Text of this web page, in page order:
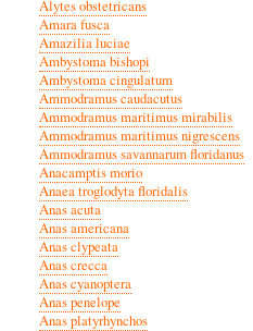
Alytes obstetricans
Amara fusca
Amazilia luciae
Ambystoma bishopi
Ambystoma cingulatum
Ammodramus caudacutus
Ammodramus maritimus mirabilis
Ammodramus maritimus nigrescens
Ammodramus savannarum floridanus
Anacamptis morio
Anaea troglodyta floridalis
Anas acuta
Anas americana
Anas clypeata
Anas crecca
Anas cyanoptera
Anas penelope
Anas platyrhynchos